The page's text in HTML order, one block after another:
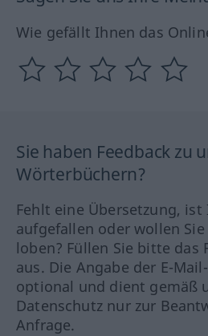
Wie gefällt Ihnen das
Sie haben Feedback zu
Wörterbüchern?
Fehlt eine Übersetzung,
aufgefallen oder wollen
loben? Füllen Sie bitte das
aus. Die Angabe der E-
optional und dient gemäß
Datenschutz nur zur
Anfrage.